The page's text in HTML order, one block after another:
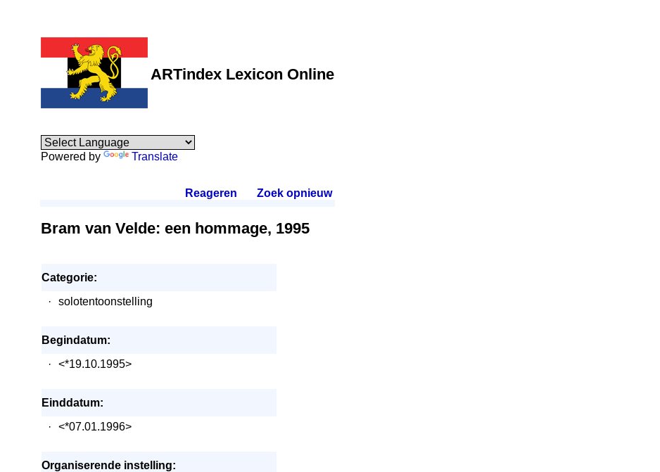
ARTindex Lexicon Online
Powered by Translate
Reageren Zoek opnieuw.
Bram van Velde: een hommage, 1995
Categorie:
·
solotentoonstelling
Begindatum:
·
<*19.10.1995>
Einddatum:
·
<*07.01.1996>
Organiserende instelling: